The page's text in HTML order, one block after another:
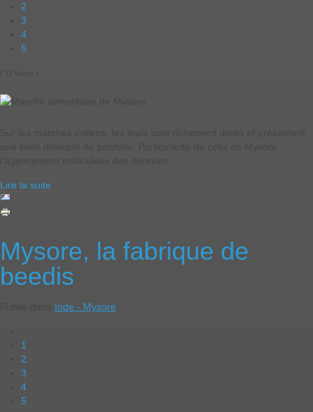
2
3
4
5
Lire la suite
Mysore, la fabrique de
beedis
Inde - Mysore
1
2
3
4
5